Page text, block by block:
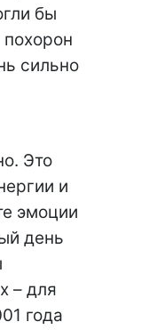
бы
сильно
Это
и
эмоции
день
– для
года